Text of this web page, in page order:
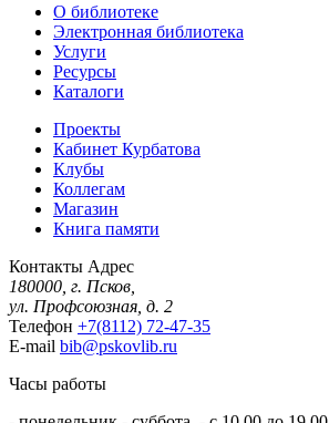
О библиотеке
Электронная библиотека
Услуги
Ресурсы
Каталоги
Проекты
Кабинет Курбатова
Клубы
Коллегам
Магазин
Книга памяти
Контакты Адрес
180000, г. Псков,
ул. Профсоюзная, д. 2
Телефон +7(8112) 72-47-35
E-mail bib@pskovlib.ru
Часы работы